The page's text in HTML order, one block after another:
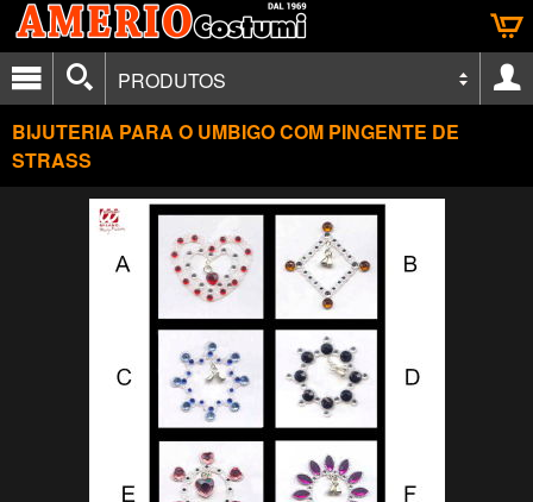
PRODUTOS
BIJUTERIA PARA O UMBIGO COM PINGENTE DE
STRASS